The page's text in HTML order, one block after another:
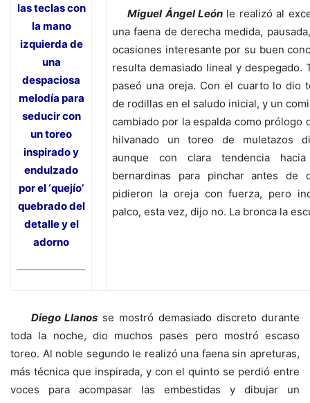
las teclas con
la mano
izquierda de
una
despaciosa
melodía para
seducir con
un toreo
inspirado y
endulzado
por el ‘quejío’
quebrado del
detalle y el
adorno
Miguel Ángel León le realizó al
una faena de derecha medida,
ocasiones interesante por su buen
resulta demasiado lineal y despegado.
paseó una oreja. Con el cuarto lo dio
de rodillas en el saludo inicial, y un
cambiado por la espalda como prólogo
hilvanado un toreo de muletazos
aunque con clara tendencia
bernardinas para pinchar antes de
pidieron la oreja con fuerza, pero
palco, esta vez, dijo no. La bronca la
Diego Llanos se mostró demasiado discreto durante
toda la noche, dio muchos pases pero mostró escaso
toreo. Al noble segundo le realizó una faena sin apreturas,
más técnica que inspirada, y con el quinto se perdió entre
voces para acompasar las embestidas y dibujar un